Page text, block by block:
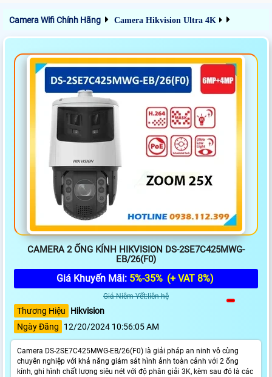
Camera Wifi Chính Hãng Camera Hikvision Ultra 4K
CAMERA 2 ỐNG KÍNH HIKVISION DS-2SE7C425MWG-
EB/26(F0)
Giá Khuyến Mãi: 5%-35% (+ VAT 8%)
Giá Niêm Yết:liên hệ
Thương Hiệu
Hikvision
Ngày Đăng
12/20/2024 10:56:05 AM
Camera DS-2SE7C425MWG-EB/26(F0) là giải pháp an ninh vô cùng
chuyên nghiệp với khả năng giám sát hình ảnh toàn cảnh với 2 ống
kính, ghi hình chất lượng siêu nét với độ phân giải 3K, kèm sau đó là các